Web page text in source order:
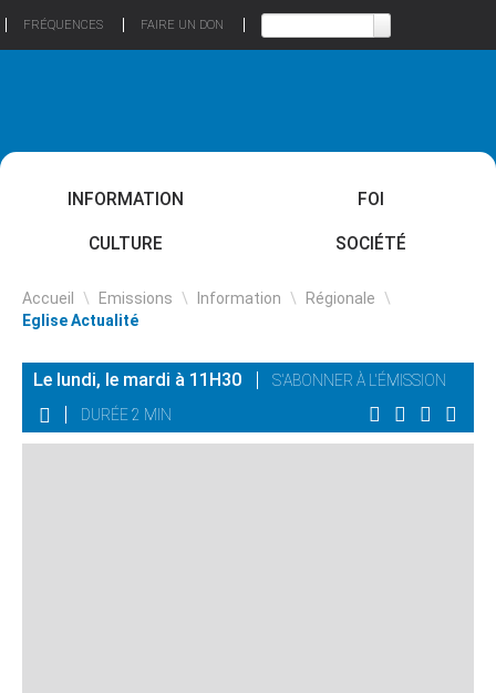
FRÉQUENCES FAIRE UN DON
INFORMATION FOI
CULTURE SOCIÉTÉ
Accueil \ Emissions \ Information \ Régionale \
Eglise Actualité
Le lundi, le mardi à 11H30
S'ABONNER À L'ÉMISSION
DURÉE 2 MIN